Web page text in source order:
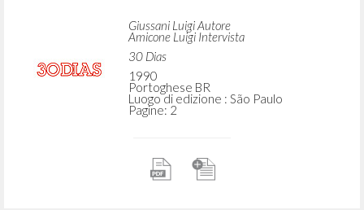
Giussani Luigi Autore
Amicone Luigi Intervista
30 Dias
1990
Portoghese BR
Luogo di edizione : São Paulo
Pagine: 2